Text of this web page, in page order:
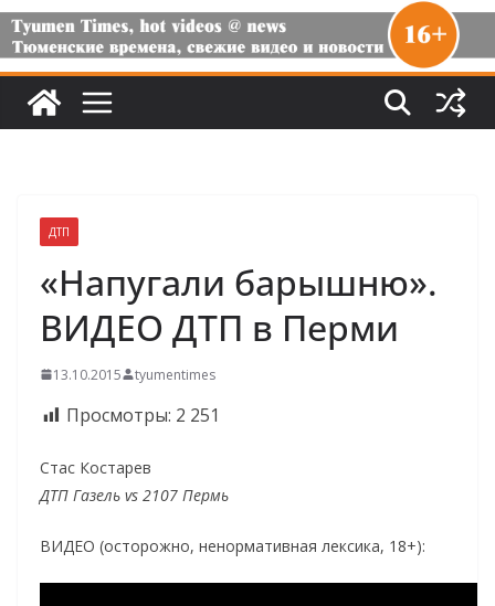
ДТП
«Напугали барышню».
ВИДЕО ДТП в Перми
13.10.2015 tyumentimes
Просмотры: 2 251
Стас Костарев
ДТП Газель vs 2107 Пермь
ВИДЕО (осторожно, ненормативная лексика, 18+):